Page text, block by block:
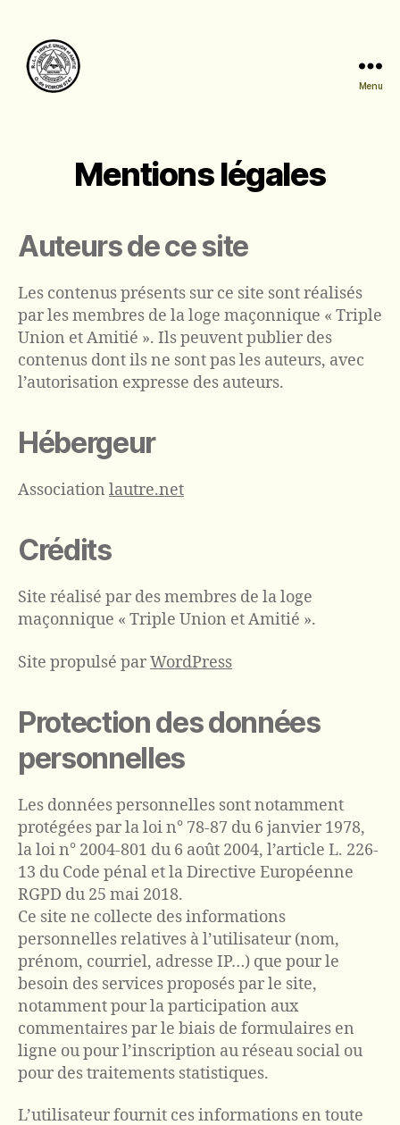
Menu
Mentions légales
Auteurs de ce site
Les contenus présents sur ce site sont réalisés
par les membres de la loge maçonnique « Triple
Union et Amitié ». Ils peuvent publier des
contenus dont ils ne sont pas les auteurs, avec
l’autorisation expresse des auteurs.
Hébergeur
Association lautre.net
Crédits
Site réalisé par des membres de la loge
maçonnique « Triple Union et Amitié ».
Site propulsé parWordPress
Protection des données
personnelles
Les données personnelles sont notamment
protégées par la loi n° 78-87 du 6 janvier 1978,
la loi n° 2004-801 du 6 août 2004, l’article L. 226-
13 du Code pénal et la Directive Européenne
RGPD du 25 mai 2018.
Ce site ne collecte des informations
personnelles relatives à l’utilisateur (nom,
prénom, courriel, adresse IP…) que pour le
besoin des services proposés par le site,
notamment pour la participation aux
commentaires par le biais de formulaires en
ligne ou pour l’inscription au réseau social ou
pour des traitements statistiques.
L’utilisateur fournit ces informations en toute